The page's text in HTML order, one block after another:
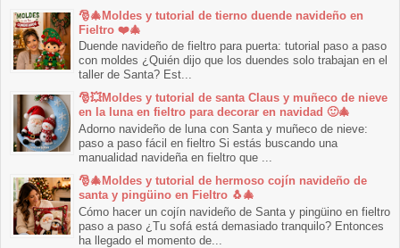
🎅🎄Moldes y tutorial de tierno duende navideño en
Fieltro ❤️🎄
Duende navideño de fieltro para puerta: tutorial paso a paso
con moldes ¿Quién dijo que los duendes solo trabajan en el
taller de Santa? Est...
🎅💥Moldes y tutorial de santa Claus y muñeco de nieve
en la luna en fieltro para decorar en navidad 🙂🎄
Adorno navideño de luna con Santa y muñeco de nieve:
paso a paso fácil en fieltro Si estás buscando una
manualidad navideña en fieltro que ...
🎅🎄Moldes y tutorial de hermoso cojín navideño de
santa y pingüino en Fieltro 🐧🎄
Cómo hacer un cojín navideño de Santa y pingüino en fieltro
paso a paso ¿Tu sofá está demasiado tranquilo? Entonces
ha llegado el momento de...